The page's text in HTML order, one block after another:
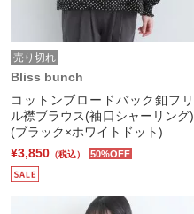
売り切れ
Bliss bunch
コットンブロードバック釦フリ
ル襟ブラウス(袖口シャーリング)
(ブラック×ホワイトドット)
¥3,850 （税込） 50%OFF